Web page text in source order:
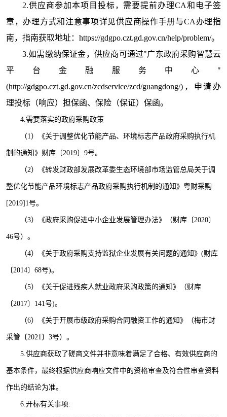
2.供应商参加本项目投标，需要提前办理CA和电子签
章，办理方式和注意事项详见供应商操作手册与CA办理指
南，指南获取地址：https://gdgpo.czt.gd.gov.cn/help/problem/。
3.如需缴纳保证金，供应商可通过"广东政府采购智慧云
平台金融服务中心"
(http://gdgpo.czt.gd.gov.cn/zcdservice/zcd/guangdong/)，申请办
理投标（响应）担保函、保险（保证）保函。
4. 需要落实的政府采购政策
（1）《关于调整优化节能产品、环境标志产品政府采购执行机
制的通知》财库〔2019〕9号。
（2）《转发财政部发展改革委生态环境部市场监管总局关于调
整优化节能产品环境标志产品政府采购执行机制的通知》粤财采购
[2019]1号。
（3）《政府采购促进中小企业发展管理办法》（财库〔2020〕
46号）。
（4）《关于政府采购支持监狱企业发展有关问题的通知》(财库
〔2014〕68号)。
（5）《关于促进残疾人就业政府采购政策的通知》（财库
〔2017〕141号)。
（6）《关于开展市级政府采购合同融资工作的通知》（梅市财
采管〔2021〕3号）。
5. 供应商获取了磋商文件并非意味着满足了合格、有效供应商的
基本条件，最终根据供应商响应文件中的资格审查及符合性审查资料
作出的结论为准。
6 .开标有关事项: